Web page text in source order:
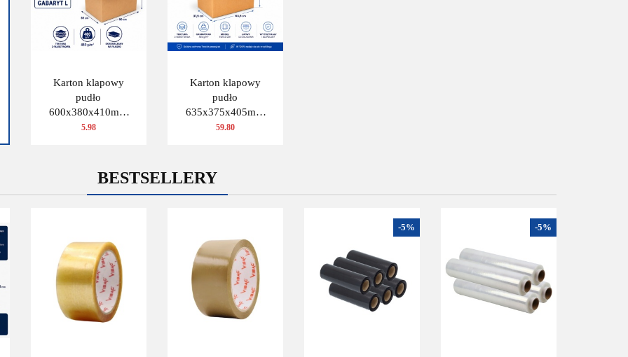
Karton klapowy
pudło
600x380x410mm
Orlen Paczka gab. L
5.98
Karton klapowy
pudło
635x375x405mm
Paczkomat InPost
59.80
BESTSELLERY
-5% -5%